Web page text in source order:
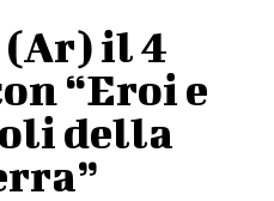
il 4
“Eroi e
della